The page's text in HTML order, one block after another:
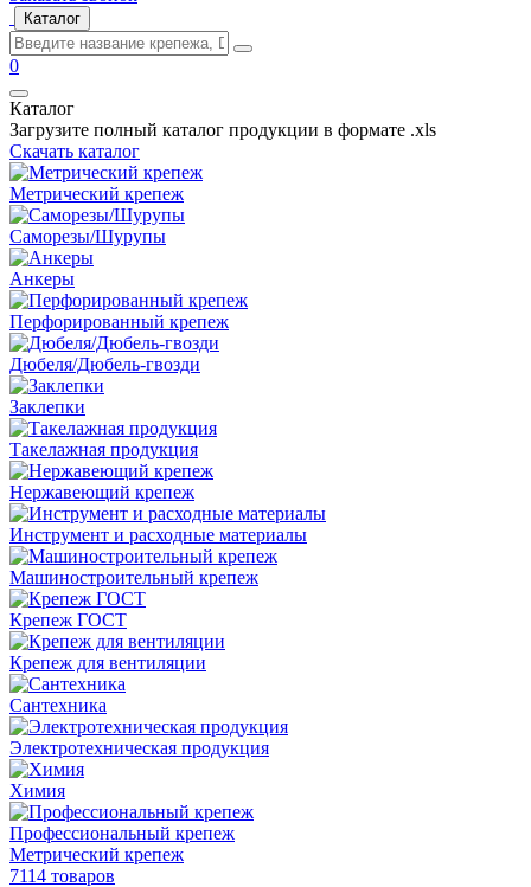
Каталог
0
Каталог
Загрузите полный каталог продукции в формате .xls
Скачать каталог
Метрический крепеж
Саморезы/Шурупы
Анкеры
Перфорированный крепеж
Дюбеля/Дюбель-гвозди
Заклепки
Такелажная продукция
Нержавеющий крепеж
Инструмент и расходные материалы
Машиностроительный крепеж
Крепеж ГОСТ
Крепеж для вентиляции
Сантехника
Электротехническая продукция
Химия
Профессиональный крепеж
Метрический крепеж
7114 товаров